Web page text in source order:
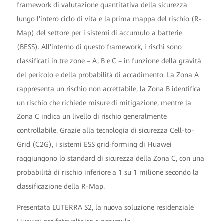
framework di valutazione quantitativa della sicurezza
lungo l'intero ciclo di vita e la prima mappa del rischio (R-
Map) del settore per i sistemi di accumulo a batterie
(BESS). All'interno di questo framework, i rischi sono
classificati in tre zone – A, B e C – in funzione della gravità
del pericolo e della probabilità di accadimento. La Zona A
rappresenta un rischio non accettabile, la Zona B identifica
un rischio che richiede misure di mitigazione, mentre la
Zona C indica un livello di rischio generalmente
controllabile. Grazie alla tecnologia di sicurezza Cell-to-
Grid (C2G), i sistemi ESS grid-forming di Huawei
raggiungono lo standard di sicurezza della Zona C, con una
probabilità di rischio inferiore a 1 su 1 milione secondo la
classificazione della R-Map.
Presentata LUTERRA S2, la nuova soluzione residenziale